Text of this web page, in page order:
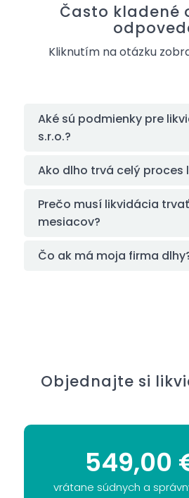
Často kladené
Kliknutím na otázku
Aké sú podmienky pre
s.r.o.?
Ako dlho trvá celý proces
Prečo musí likvidácia
mesiacov?
Čo ak má moja firma
Objednajte si
549,00
vrátane súdnych a